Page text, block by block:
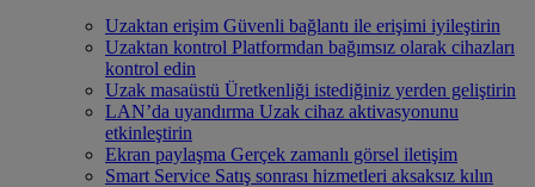
Uzaktan erişim Güvenli bağlantı ile erişimi iyileştirin
Uzaktan kontrol Platformdan bağımsız olarak cihazları
kontrol edin
Uzak masaüstü Üretkenliği istediğiniz yerden geliştirin
LAN’da uyandırma Uzak cihaz aktivasyonunu
etkinleştirin
Ekran paylaşma Gerçek zamanlı görsel iletişim
Smart Service Satış sonrası hizmetleri aksaksız kılın